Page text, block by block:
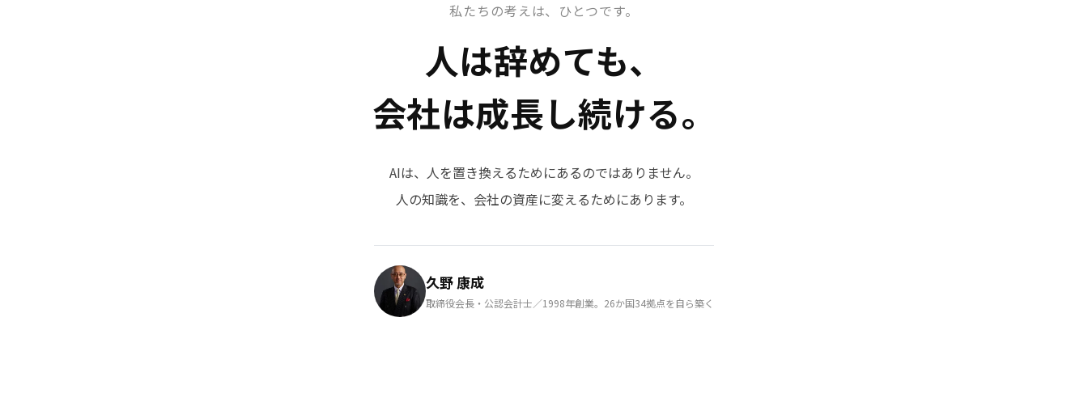
私たちの考えは、ひとつです。
人は辞めても、
会社は成長し続ける。
AIは、人を置き換えるためにあるのではありません。
人の知識を、会社の資産に変えるためにあります。
久野 康成
取締役会長・公認会計士／1998年創業。26か国34拠点を自ら築く